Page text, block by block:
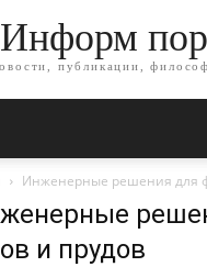
Информ
публикации,
Инженерные решения для
и прудов